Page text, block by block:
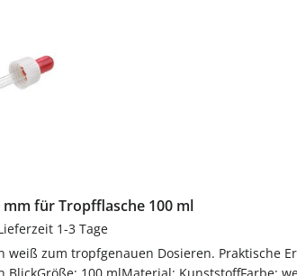
für Tropfflasche 100 ml
1-3 Tage
zum tropfgenauen Dosieren. Praktische